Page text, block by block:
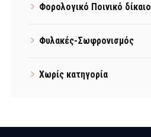
Φορολογικό Ποινικό δίκαιο
Φυλακές-Σωφρονισμός
Χωρίς κατηγορία